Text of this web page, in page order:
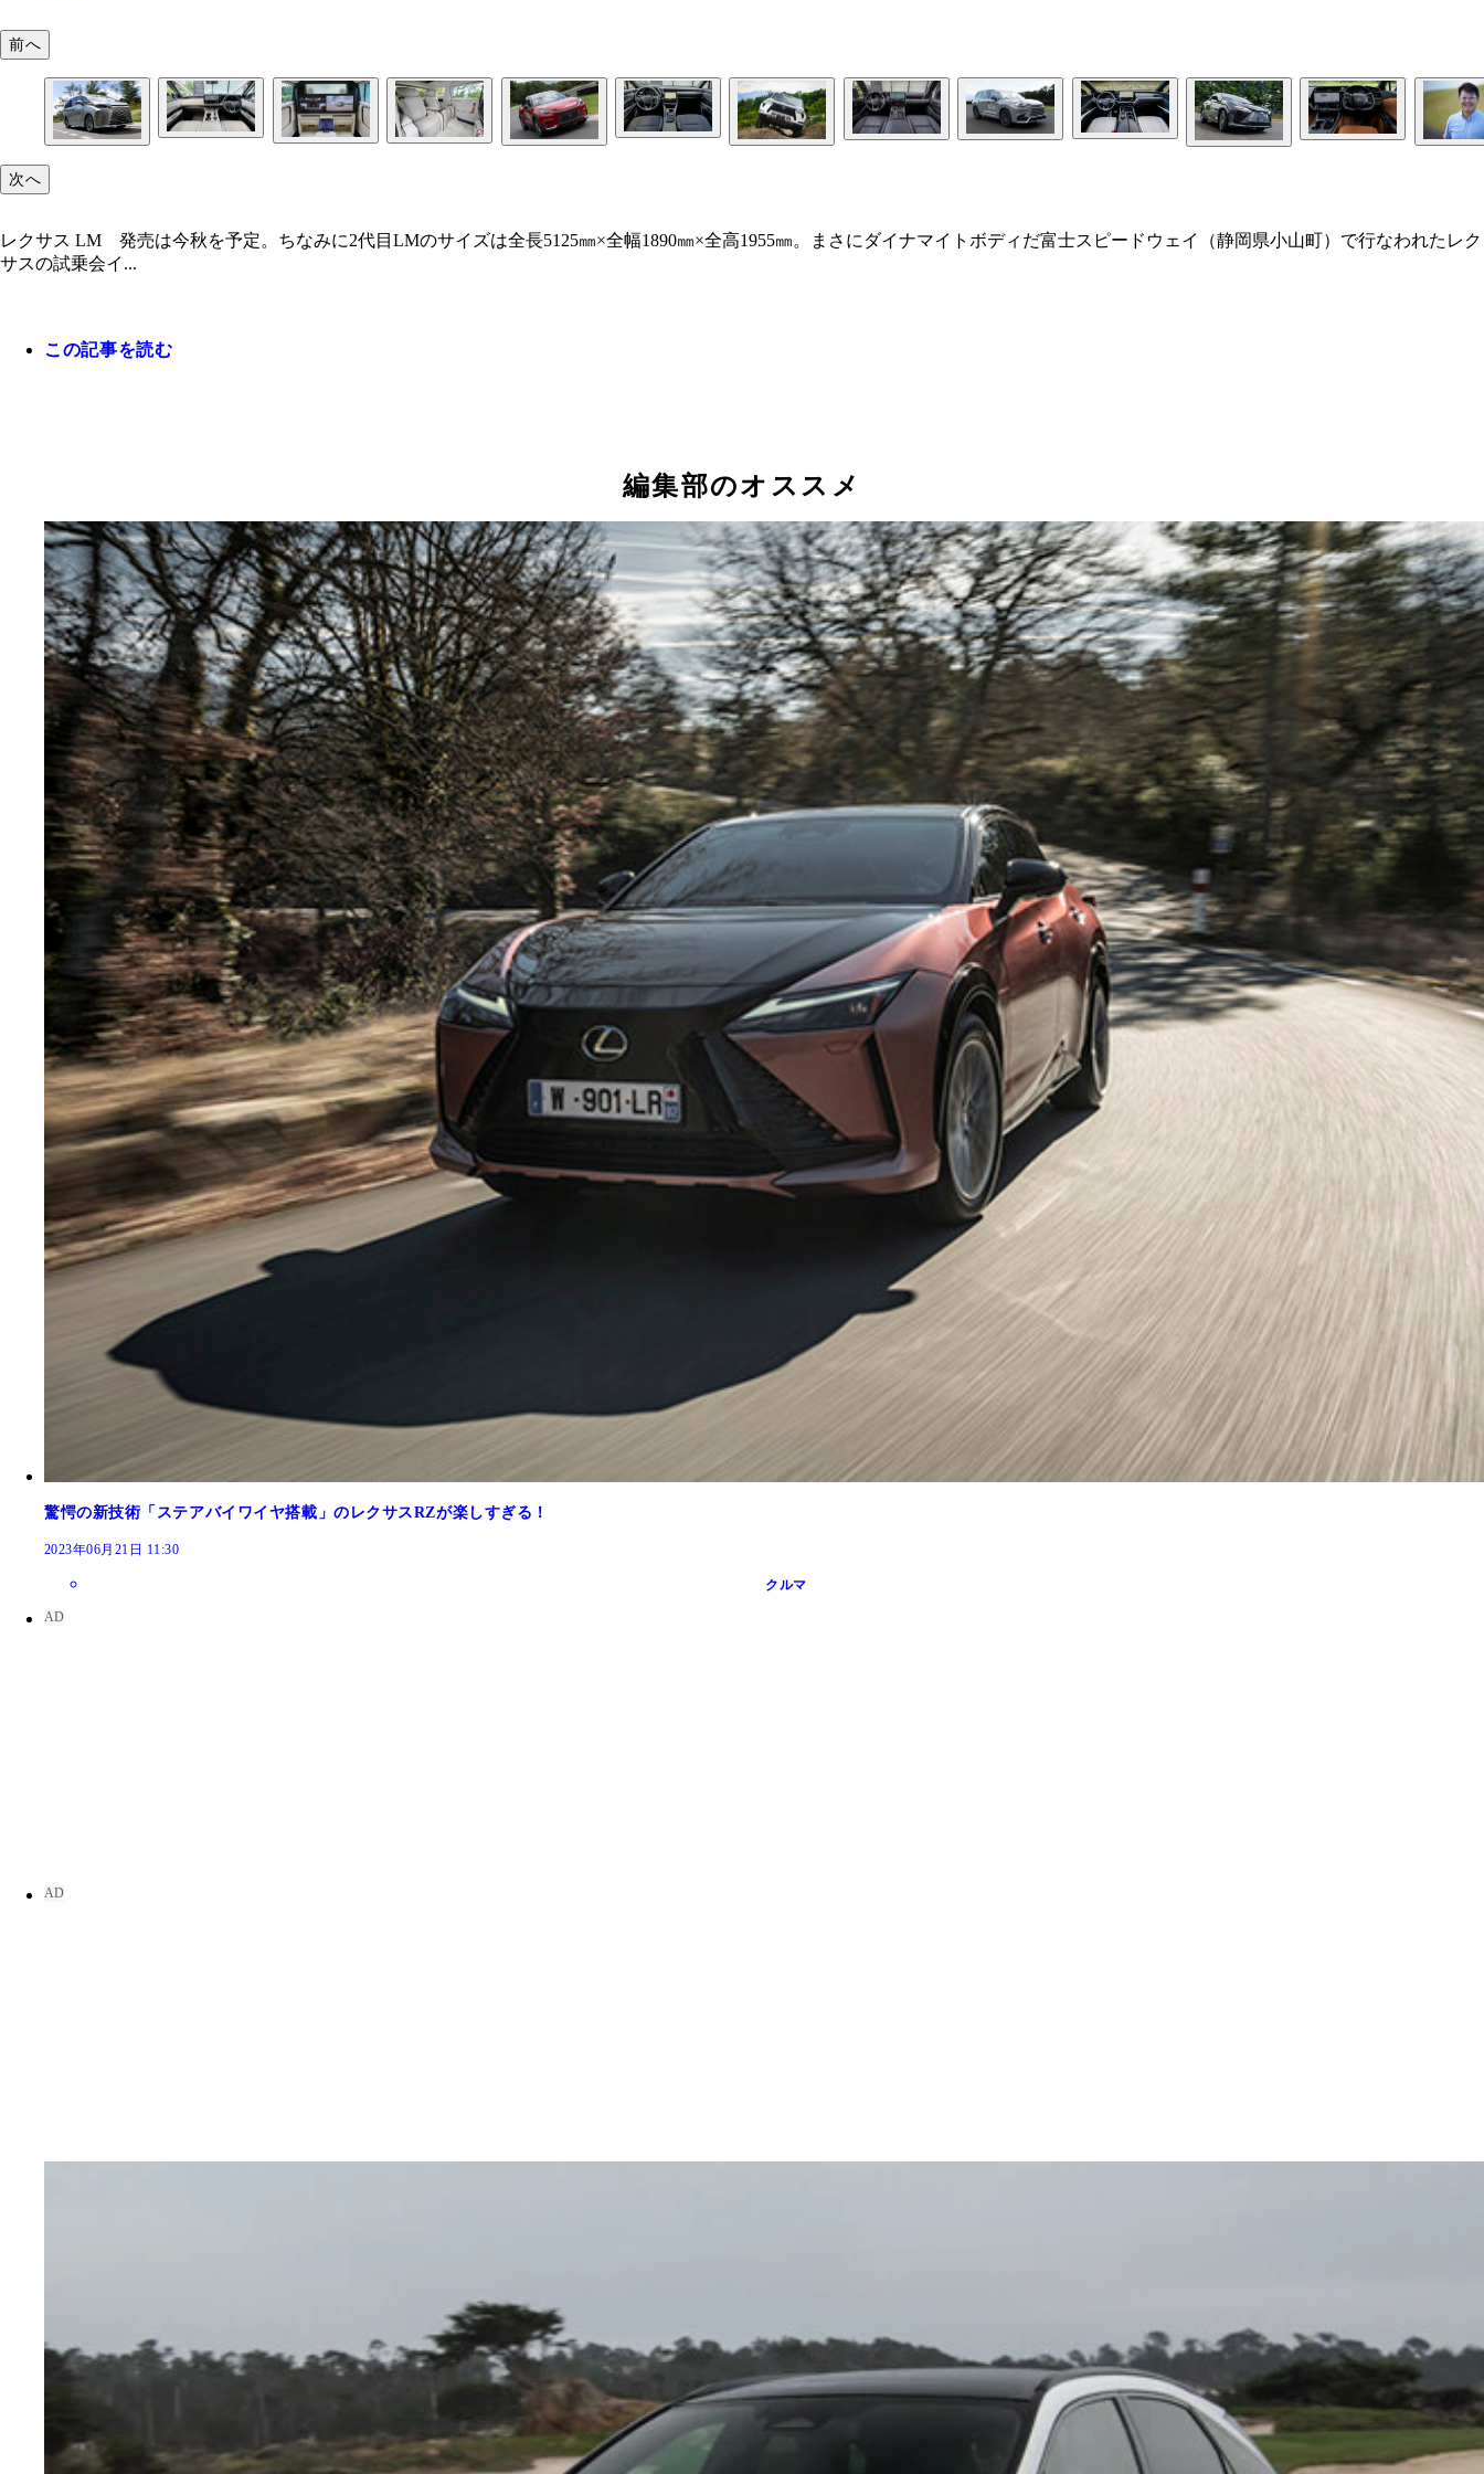
レクサス LM 発売は今秋を予定。ちなみに2代目LMのサイズは全長5125㎜×全幅1890㎜×全高1955㎜。まさにダイナマイトボディだ
質感の高いコックピット。大型のセンターディスプレーと液晶メーターの一体感もハンパない
圧巻は後席の48インチ巨大ディスプレー。パーティションのガラス窓は曇らせることも可能
後席2座のキャプテンシートのオットマンやアームレストにはヒーターを内蔵。至れり尽くせり
レクサス LBX 6月にイタリアのミラノで発表されたLBX。国内導入は今秋以降を予定。レクサスへの入り口的な役目を担う世界戦略車
水平基調のインパネにより広い視界を確保。複数のシート表皮を用意しているのもポイント
レクサス GX 文句ナシの悪路走破性を披露した新型GX。ニッポンでの発売は来年を予定。ちなみに世界累計販売台数は約54万台を誇る
上質感と機能性を両立させた内装。シートは乗員の疲労軽減を考慮し、開発されたという専用シートを装備
レクサス TX 6月8日（現地時間）、アメリカテキサス州オースティンで世界初公開された新型TX。残念ながら日本導入の予定はナシ
北米市場のニーズに応えた3列シート仕様のSUV。導入すれば日本市場でも人気を集めそうだが……
レクサス RZ ついに日本で発売となるバイワイヤステアリング仕様。慣れてしまうと、元の円形ハンドルに戻れなくなるという
往年の米テレビドラマ『ナイトライダー』のナイト2000を思い出すハンドル。発売は秒読み段階とか
試乗＆解説してくれた山本シンヤ氏
前へ
次へ
レクサス LM 発売は今秋を予定。ちなみに2代目LMのサイズは全長5125㎜×全幅1890㎜×全高1955㎜。まさにダイナマイトボディだ富士スピードウェイ（静岡県小山町）で行なわれたレク
サスの試乗会イ...
この記事を読む
編集部のオススメ
驚愕の新技術「ステアバイワイヤ搭載」のレクサスRZが楽しすぎる！
2023年06月21日 11:30
クルマ